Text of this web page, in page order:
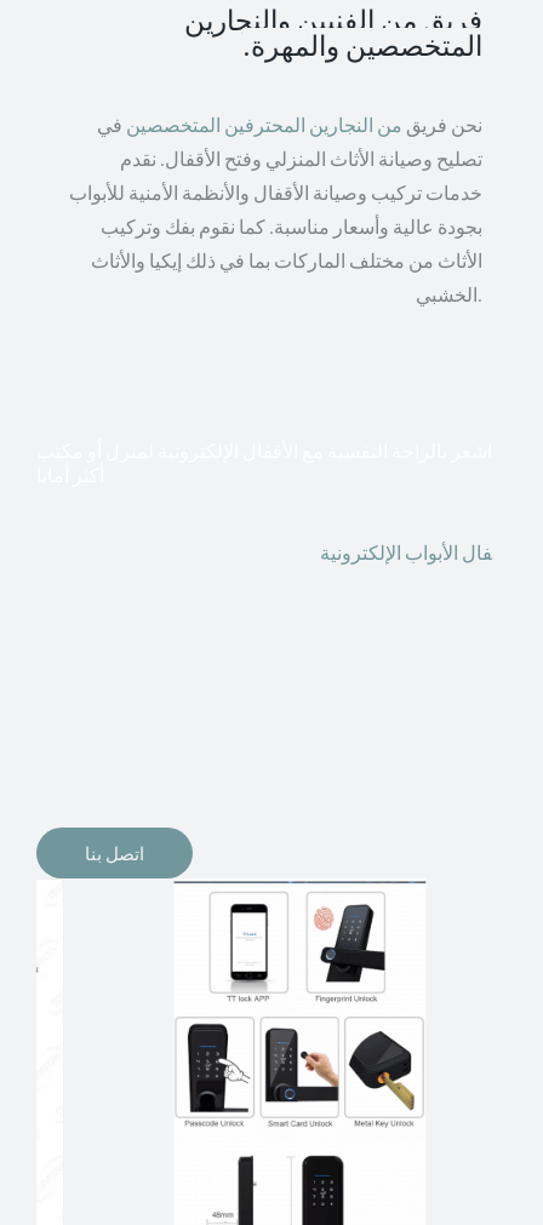
فريق من الفنيين والنجارين
المتخصصين والمهرة.
نحن فريق من النجارين المحترفين المتخصصين في
تصليح وصيانة الأثاث المنزلي وفتح الأقفال. نقدم
خدمات تركيب وصيانة الأقفال والأنظمة الأمنية للأبواب
بجودة عالية وأسعار مناسبة. كما نقوم بفك وتركيب
الأثاث من مختلف الماركات بما في ذلك إيكيا والأثاث
الخشبي.
فال الأبواب الإلكترونية
اتصل بنا